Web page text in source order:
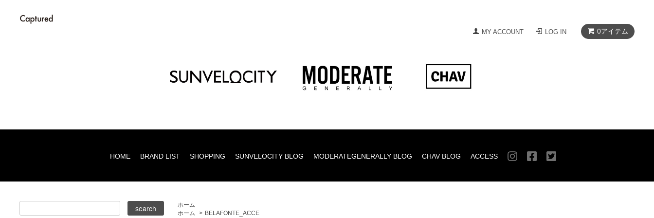
0アイテム
MY ACCOUNT LOG IN
HOME BRAND LIST SHOPPING SUNVELOCITY BLOG MODERATEGENERALLY BLOG CHAV BLOG ACCESS
ホーム
ホーム
> BELAFONTE_ACCE